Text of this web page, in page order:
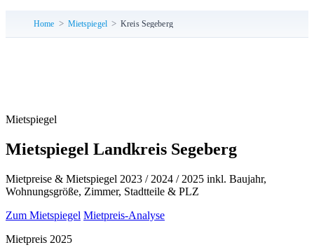
Home Mietspiegel Kreis Segeberg
Mietspiegel
Mietspiegel Landkreis Segeberg
Mietpreise & Mietspiegel 2023 / 2024 / 2025 inkl. Baujahr,
Wohnungsgröße, Zimmer, Stadtteile & PLZ
Zum Mietspiegel Mietpreis-Analyse
Mietpreis 2025